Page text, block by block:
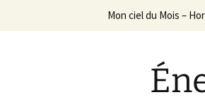
contenu
Mon ciel du Mois –